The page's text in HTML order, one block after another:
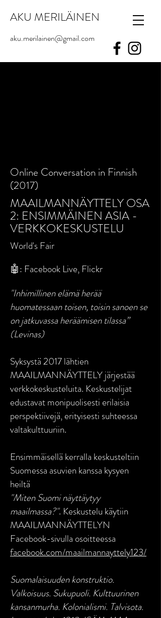
AKU MERILÄINEN
aku.merilainen@gmail.com
Online Conversation in Finnish
(2017)
MAAILMANNÄYTTELY OSA
2: ENSIMMÄINEN ASIA -
VERKKOKESKUSTELU
World's Fair
🤖: Facebook Live, Flickr
"Inhimillinen elämä herää
huomatessaan toisen, toisin sanoen se
on jatkuvassa heräämisen tilassa”
(Levinas)
Syksystä 2017 lähtien
MAAILMANNÄYTTELY järjestää
verkkokeskusteluita. Keskustelijat
edustavat monipuolisesti erilaisia
perspektiivejä, erityisesti suhteessa
valtakulttuuriin.
Ensimmäisellä kerralla keskusteltiin
Suomessa asuvien kanssa kysyen
heiltä
"Miten Suomi näyttäytyy
maailmassa?". Keskustelu käytiin
MAAILMANNÄYTTELYN
Facebook-sivulla osoitteessa
facebook.com/maailmannayttely123/
Suomalaisuuden konstruktio.
Valkoisuus. Sukupuoli. Kulttuurinen
kansanmurha. Kolonialismi. Talvisota.